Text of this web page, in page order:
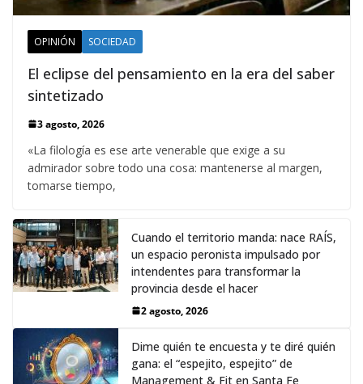
OPINIÓN SOCIEDAD
El eclipse del pensamiento en la era del saber
sintetizado
3 agosto, 2026
«La filología es ese arte venerable que exige a su
admirador sobre todo una cosa: mantenerse al margen,
tomarse tiempo,
Cuando el territorio manda: nace RAÍS,
un espacio peronista impulsado por
intendentes para transformar la
provincia desde el hacer
2 agosto, 2026
Dime quién te encuesta y te diré quién
gana: el “espejito, espejito” de
Management & Fit en Santa Fe